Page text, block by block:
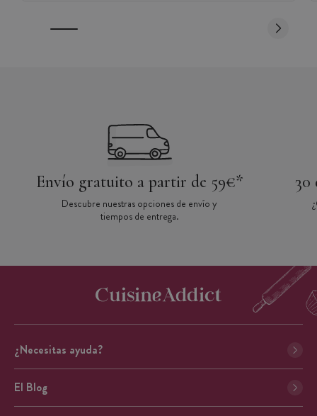
Envío gratuito a partir de 59€*
Descubre nuestras opciones de envío y
tiempos de entrega.
30
¿Necesitas ayuda?
El Blog